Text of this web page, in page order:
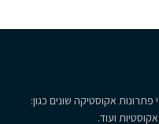
אקוסטיקה שונים כגון:
ועוד.